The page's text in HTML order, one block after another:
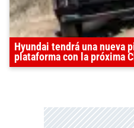
Hyundai tendrá una nueva
plataforma con la próxima